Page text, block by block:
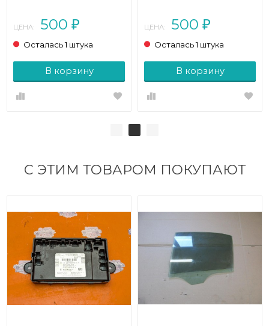
ЦЕНА: 500 ₽
Осталась 1 штука
В корзину
ЦЕНА: 500 ₽
Осталась 1 штука
В корзину
С ЭТИМ ТОВАРОМ ПОКУПАЮТ